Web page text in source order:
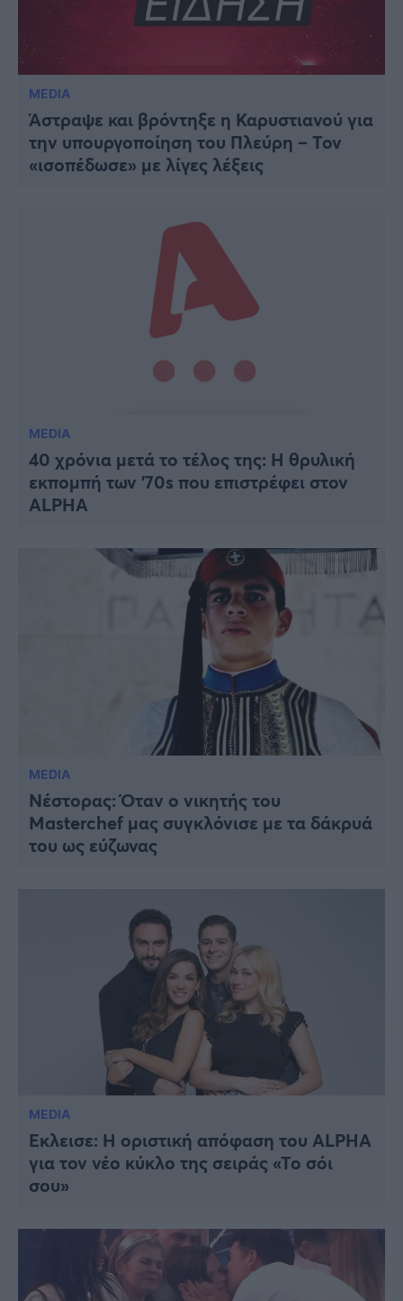
MEDIA
Άστραψε και βρόντηξε η Καρυστιανού για
την υπουργοποίηση του Πλεύρη – Τον
«ισοπέδωσε» με λίγες λέξεις
MEDIA
40 χρόνια μετά το τέλος της: Η θρυλική
εκπομπή των ’70s που επιστρέφει στον
ALPHA
MEDIA
Νέστορας: Όταν ο νικητής του
Masterchef μας συγκλόνισε με τα δάκρυά
του ως εύζωνας
MEDIA
Έκλεισε: Η οριστική απόφαση του ALPHA
για τον νέο κύκλο της σειράς «Το σόι
σου»